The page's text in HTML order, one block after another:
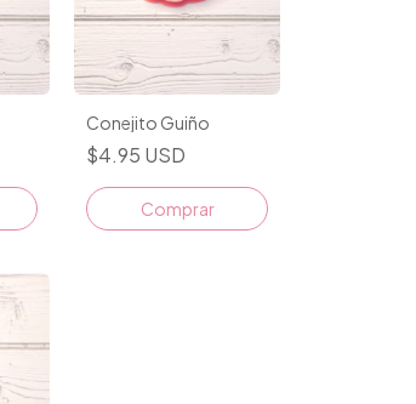
Conejito Guiño
$4.95 USD
Comprar